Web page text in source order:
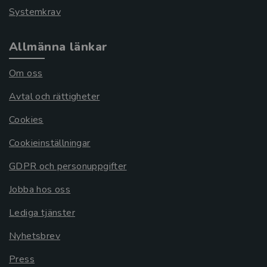
Systemkrav
Allmänna länkar
Om oss
Avtal och rättigheter
Cookies
Cookieinställningar
GDPR och personuppgifter
Jobba hos oss
Lediga tjänster
Nyhetsbrev
Press